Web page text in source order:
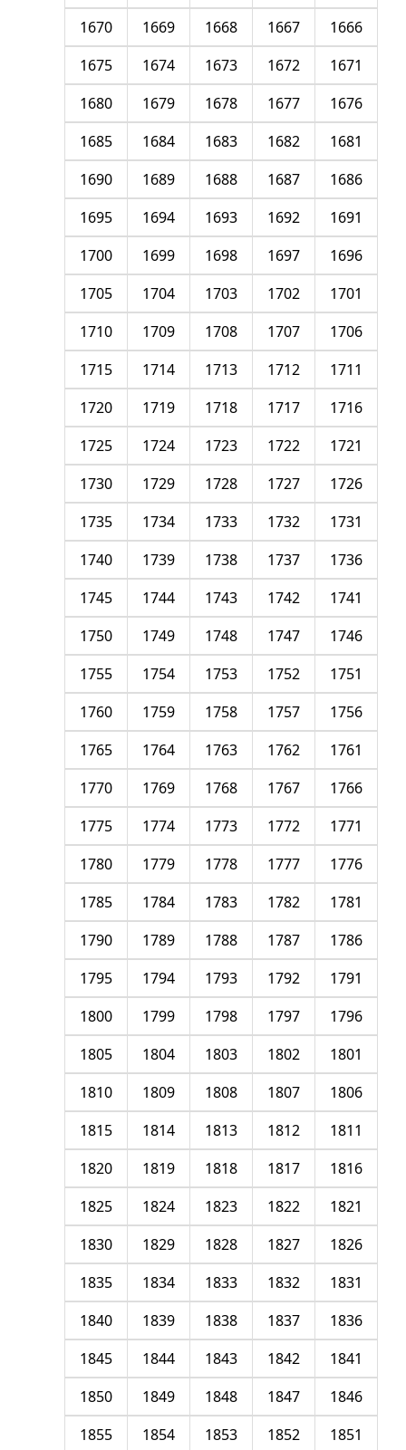
1666
1667
1668
1669
1670
1671
1672
1673
1674
1675
1676
1677
1678
1679
1680
1681
1682
1683
1684
1685
1686
1687
1688
1689
1690
1691
1692
1693
1694
1695
1696
1697
1698
1699
1700
1701
1702
1703
1704
1705
1706
1707
1708
1709
1710
1711
1712
1713
1714
1715
1716
1717
1718
1719
1720
1721
1722
1723
1724
1725
1726
1727
1728
1729
1730
1731
1732
1733
1734
1735
1736
1737
1738
1739
1740
1741
1742
1743
1744
1745
1746
1747
1748
1749
1750
1751
1752
1753
1754
1755
1756
1757
1758
1759
1760
1761
1762
1763
1764
1765
1766
1767
1768
1769
1770
1771
1772
1773
1774
1775
1776
1777
1778
1779
1780
1781
1782
1783
1784
1785
1786
1787
1788
1789
1790
1791
1792
1793
1794
1795
1796
1797
1798
1799
1800
1801
1802
1803
1804
1805
1806
1807
1808
1809
1810
1811
1812
1813
1814
1815
1816
1817
1818
1819
1820
1821
1822
1823
1824
1825
1826
1827
1828
1829
1830
1831
1832
1833
1834
1835
1836
1837
1838
1839
1840
1841
1842
1843
1844
1845
1846
1847
1848
1849
1850
1851
1852
1853
1854
1855